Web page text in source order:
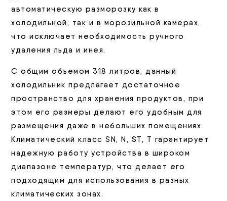
автоматическую разморозку как в
холодильной, так и в морозильной камерах,
что исключает необходимость ручного
удаления льда и инея.
С общим объемом 318 литров, данный
холодильник предлагает достаточное
пространство для хранения продуктов, при
этом его размеры делают его удобным для
размещения даже в небольших помещениях.
Климатический класс SN, N, ST, T гарантирует
надежную работу устройства в широком
диапазоне температур, что делает его
подходящим для использования в разных
климатических зонах.